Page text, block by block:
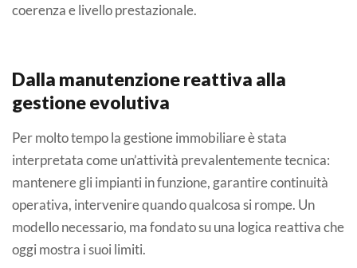
coerenza e livello prestazionale.
Dalla manutenzione reattiva alla
gestione evolutiva
Per molto tempo la gestione immobiliare è stata
interpretata come un’attività prevalentemente tecnica:
mantenere gli impianti in funzione, garantire continuità
operativa, intervenire quando qualcosa si rompe. Un
modello necessario, ma fondato su una logica reattiva che
oggi mostra i suoi limiti.